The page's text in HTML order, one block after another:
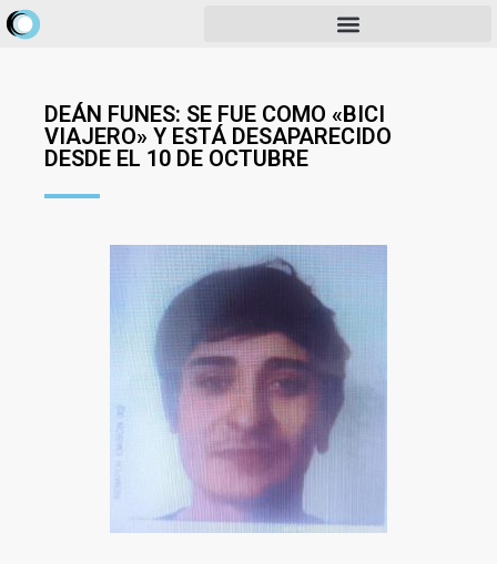
DEÁN FUNES: SE FUE COMO «BICI
VIAJERO» Y ESTÁ DESAPARECIDO
DESDE EL 10 DE OCTUBRE